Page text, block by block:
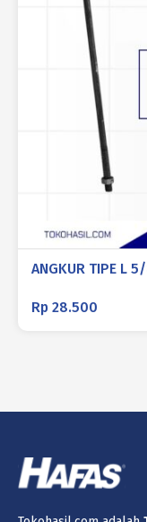
ANGKUR TIPE L
Rp 28.500